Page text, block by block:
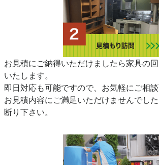
お見積にご納得いただけましたら家具の
いたします。
即日対応も可能ですので、お気軽にご相談
お見積内容にご満足いただけませんでし
断り下さい。